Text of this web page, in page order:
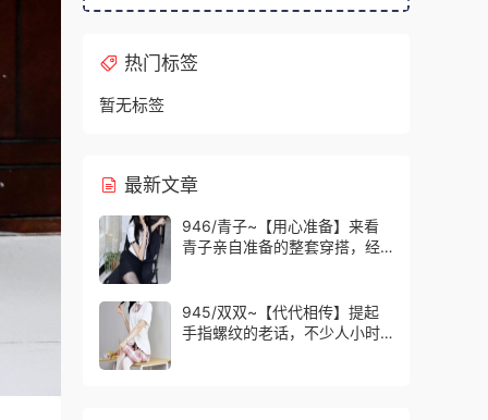
热门标签
暂无标签
最新文章
946/青子~【用心准备】来看
青子亲自准备的整套穿搭，经
945/双双~【代代相传】提起
手指螺纹的老话，不少人小时